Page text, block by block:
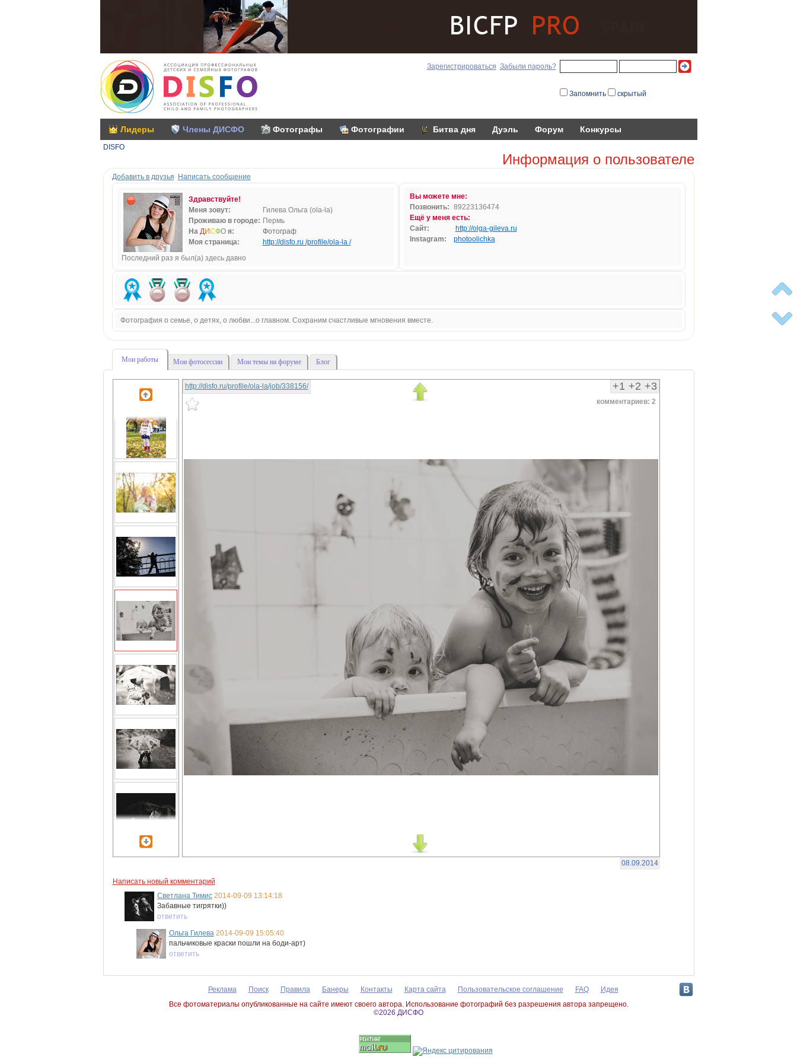
Зарегистрироваться Забыли пароль?
Запомнить скрытый
Лидеры Члены ДИСФО Фотографы Фотографии Битва дня Дуэль Форум Конкурсы
DISFO
Информация о пользователе
Добавить в друзья Написать сообщение
Здравствуйте!
Меня зовут:
Гилева Ольга (ola-la)
Проживаю в городе: Пермь
На ДИСФОя:
Фотограф
Моя страница:
http://disfo.ru /profile/ola-la /
Последний раз я был(а) здесь давно
Вы можете мне:
Позвонить: 89223136474
Ещё у меня есть:
Сайт:
http://olga-gileva.ru
Instagram:
photoolichka
Фотография о семье, о детях, о любви...о главном. Сохраним счастливые мгновения вместе.
Мои работы Мои фотосессии Мои темы на форуме Блог
+1 +2 +3
комментариев: 2
http://disfo.ru/profile/ola-la/job/338156/
08.09.2014
Написать новый комментарий
Светлана Тимис 2014-09-09 13:14:18
Забавные тигрятки))
ответить
Ольга Гилева 2014-09-09 15:05:40
пальчиковые краски пошли на боди-арт)
ответить
Реклама Поиск Правила Банеры Контакты Карта сайта Пользовательское соглашение FAQ
Идея
Все фотоматериалы опубликованные на сайте имеют своего автора. Использование фотографий без разрешения автора запрещено.
©2026 ДИСФО